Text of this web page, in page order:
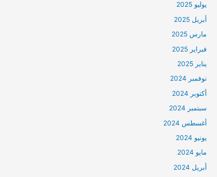
يوليو 2025
أبريل 2025
مارس 2025
فبراير 2025
يناير 2025
نوفمبر 2024
أكتوبر 2024
سبتمبر 2024
أغسطس 2024
يونيو 2024
مايو 2024
أبريل 2024